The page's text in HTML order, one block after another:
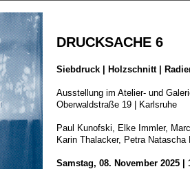
DRUCKSACHE 6
Siebdruck | Holzschnitt |
Ausstellung im Atelier- und
Oberwaldstraße 19 | Karlsruhe
Paul Kunofski, Elke Immler,
Karin Thalacker, Petra Natascha
Samstag, 08. November 2025 |